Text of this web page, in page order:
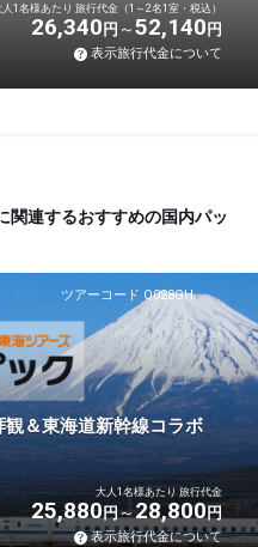
人1名様あたり 旅行代金（1～2名1室・税込）
26,340 円 52,140 円
表示旅行代金について
関連するおすすめの国内パッ
ツアーコード Q028GH
＆東海道新幹線コラボ
大人1名様あたり 旅行代金
25,880円 28,800円
表示旅行代金について